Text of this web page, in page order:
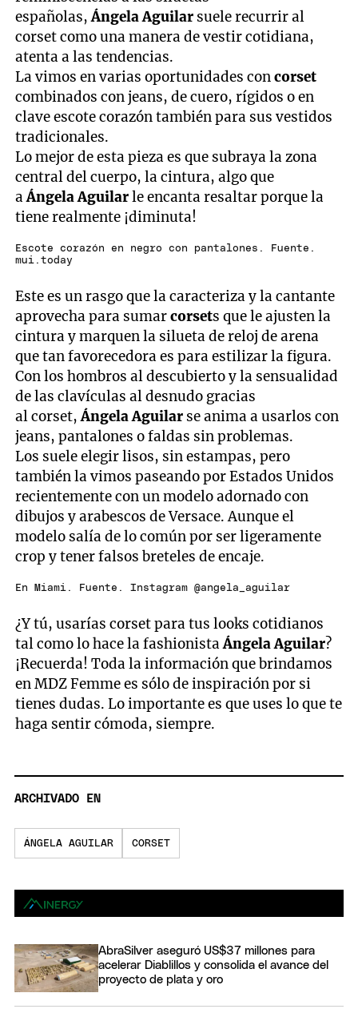
españolas,Ángela Aguilar suele recurrir al
corset como una manera de vestir cotidiana,
atenta a las tendencias.
La vimos en varias oportunidades concorset
combinados con jeans, de cuero, rígidos o en
clave escote corazón también para sus vestidos
tradicionales.
Lo mejor de esta pieza es que subraya la zona
central del cuerpo, la cintura, algo que
aÁngela Aguilarle encanta resaltar porque la
tiene realmente ¡diminuta!
Escote corazón en negro con pantalones. Fuente.
mui.today
Este es un rasgo que la caracteriza y la cantante
aprovecha para sumarcorsets que le ajusten la
cintura y marquen la silueta de reloj de arena
que tan favorecedora es para estilizar la figura.
Con los hombros al descubierto y la sensualidad
de las clavículas al desnudo gracias
al corset,Ángela Aguilar se anima a usarlos con
jeans, pantalones o faldas sin problemas.
Los suele elegir lisos, sin estampas, pero
también la vimos paseando por Estados Unidos
recientemente con un modelo adornado con
dibujos y arabescos de Versace. Aunque el
modelo salía de lo común por ser ligeramente
crop y tener falsos breteles de encaje.
En Miami. Fuente. Instagram @angela_aguilar
¿Y tú, usarías corset para tus looks cotidianos
tal como lo hace la fashionistaÁngela Aguilar?
¡Recuerda! Toda la información que brindamos
en MDZ Femme es sólo de inspiración por si
tienes dudas. Lo importante es que uses lo que te
haga sentir cómoda, siempre.
ARCHIVADO EN
ÁNGELA AGUILAR CORSET
AbraSilver aseguró US$37 millones para
acelerar Diablillos y consolida el avance del
proyecto de plata y oro